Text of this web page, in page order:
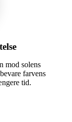
mod solens
farvens
tid.